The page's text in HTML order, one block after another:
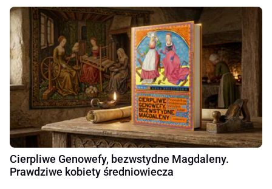
Cierpliwe Genowefy, bezwstydne Magdaleny.
Prawdziwe kobiety średniowiecza